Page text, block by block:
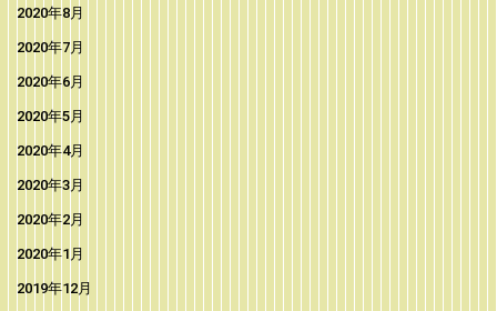
2020年8月
2020年7月
2020年6月
2020年5月
2020年4月
2020年3月
2020年2月
2020年1月
2019年12月